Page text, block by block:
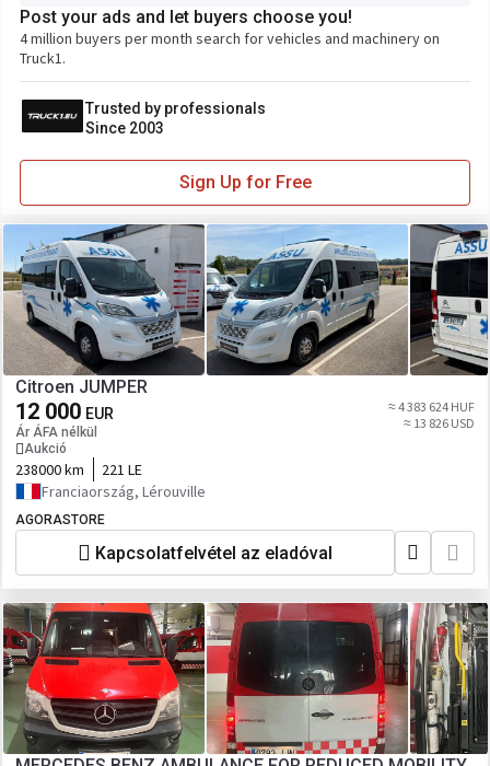
Post your ads and let buyers choose you!
4 million buyers per month search for vehicles and machinery on
Truck1.
Trusted by professionals
Since 2003
Sign Up for Free
Citroen JUMPER
12 000 EUR
Ár ÁFA nélkül
Aukció
≈ 4 383 624 HUF
≈ 13 826 USD
238000 km
221 LE
Franciaország, Lérouville
AGORASTORE
Kapcsolatfelvétel az eladóval